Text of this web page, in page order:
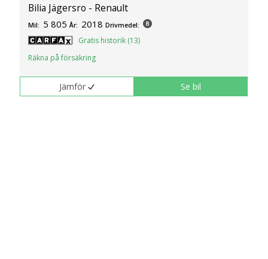
Bilia Jägersro - Renault
Mil: 5 805 År: 2018 Drivmedel:
Gratis historik (13)
Räkna på försäkring
Jämför Se bil